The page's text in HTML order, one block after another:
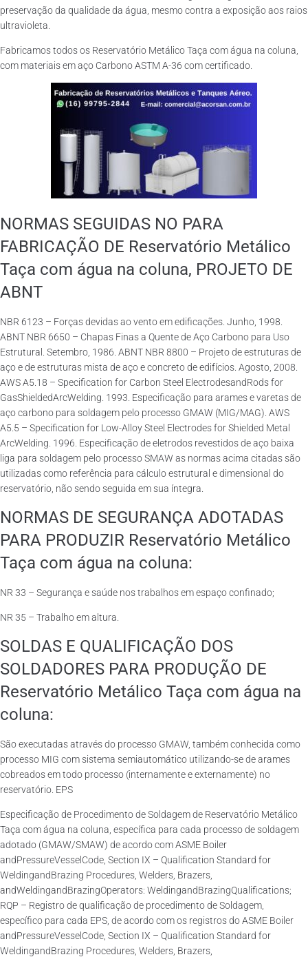
preservação da qualidade da água, mesmo contra a exposição aos raios
ultravioleta.
Fabricamos todos os Reservatório Metálico Taça com água na coluna,
com materiais em aço Carbono ASTM A-36 com certificado.
NORMAS SEGUIDAS NO PARA
FABRICAÇÃO DE Reservatório Metálico
Taça com água na coluna, PROJETO DE
ABNT
NBR 6123 – Forças devidas ao vento em edificações. Junho, 1998.
ABNT NBR 6650 – Chapas Finas a Quente de Aço Carbono para Uso
Estrutural. Setembro, 1986. ABNT NBR 8800 – Projeto de estruturas de
aço e de estruturas mista de aço e concreto de edifícios. Agosto, 2008.
AWS A5.18 – Specification for Carbon Steel ElectrodesandRods for
GasShieldedArcWelding. 1993. Especificação para arames e varetas de
aço carbono para soldagem pelo processo GMAW (MIG/MAG). AWS
A5.5 – Specification for Low-Alloy Steel Electrodes for Shielded Metal
ArcWelding. 1996. Especificação de eletrodos revestidos de aço baixa
liga para soldagem pelo processo SMAW as normas acima citadas são
utilizadas como referência para cálculo estrutural e dimensional do
reservatório, não sendo seguida em sua íntegra.
NORMAS DE SEGURANÇA ADOTADAS
PARA PRODUZIR Reservatório Metálico
Taça com água na coluna:
NR 33 – Segurança e saúde nos trabalhos em espaço confinado;
NR 35 – Trabalho em altura.
SOLDAS E QUALIFICAÇÃO DOS
SOLDADORES PARA PRODUÇÃO DE
Reservatório Metálico Taça com água na
coluna:
São executadas através do processo GMAW, também conhecida como
processo MIG com sistema semiautomático utilizando-se de arames
cobreados em todo processo (internamente e externamente) no
reservatório. EPS
Especificação de Procedimento de Soldagem de Reservatório Metálico
Taça com água na coluna, específica para cada processo de soldagem
adotado (GMAW/SMAW) de acordo com ASME Boiler
andPressureVesselCode, Section IX – Qualification Standard for
WeldingandBrazing Procedures, Welders, Brazers,
andWeldingandBrazingOperators: WeldingandBrazingQualifications;
RQP – Registro de qualificação de procedimento de Soldagem,
específico para cada EPS, de acordo com os registros do ASME Boiler
andPressureVesselCode, Section IX – Qualification Standard for
WeldingandBrazing Procedures, Welders, Brazers,